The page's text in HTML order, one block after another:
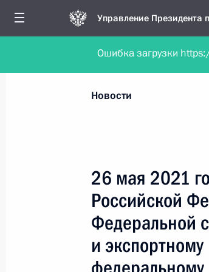
Управление Президента
Обратиться в форме
Все новости
Все руководители,
Новости
26 мая 2021
Российской
Федеральной
и
Ошибка загрузки